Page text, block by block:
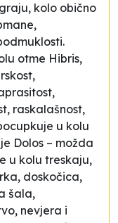
kolo obično
otme Hibris,
raskalašnost,
u kolu
Dolos – možda
u kolu treskaju,
doskočica,
šala,
nevjera i